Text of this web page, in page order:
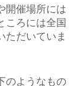
開催場所には
ころには全国
ただいていま
のようなもの